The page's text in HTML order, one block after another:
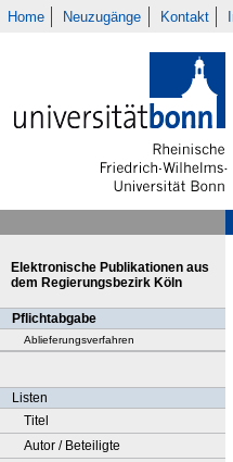
Home Neuzugänge Kontakt
Elektronische Publikationen aus
dem Regierungsbezirk Köln
Pflichtabgabe
Ablieferungsverfahren
Listen
Titel
Autor / Beteiligte